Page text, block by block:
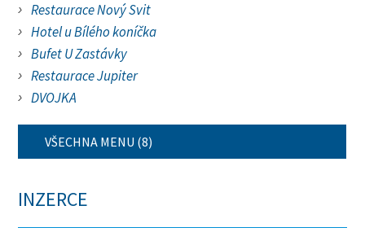
Restaurace Nový Svit
Hotel u Bílého koníčka
Bufet U Zastávky
Restaurace Jupiter
DVOJKA
VŠECHNA MENU (8)
INZERCE